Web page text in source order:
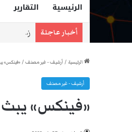
الرئيسية التقارير
أخبار عاجلة زهران
الرئيسية / أرشيف - غير مصنف/«فينكس»
أرشيف - غير مصنف
«فينكس»